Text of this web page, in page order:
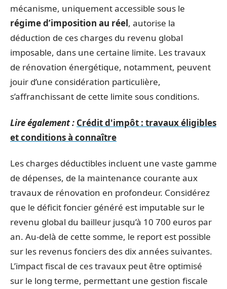
mécanisme, uniquement accessible sous le
régime d’imposition au réel, autorise la
déduction de ces charges du revenu global
imposable, dans une certaine limite. Les travaux
de rénovation énergétique, notamment, peuvent
jouir d’une considération particulière,
s’affranchissant de cette limite sous conditions.
Lire également : Crédit d'impôt : travaux éligibles
et conditions à connaître
Les charges déductibles incluent une vaste gamme
de dépenses, de la maintenance courante aux
travaux de rénovation en profondeur. Considérez
que le déficit foncier généré est imputable sur le
revenu global du bailleur jusqu’à 10 700 euros par
an. Au-delà de cette somme, le report est possible
sur les revenus fonciers des dix années suivantes.
L’impact fiscal de ces travaux peut être optimisé
sur le long terme, permettant une gestion fiscale